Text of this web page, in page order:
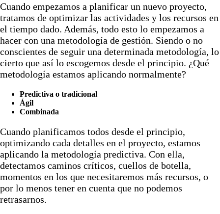
Cuando empezamos a planificar un nuevo proyecto,
tratamos de optimizar las actividades y los recursos en
el tiempo dado. Además, todo esto lo empezamos a
hacer con una metodología de gestión. Siendo o no
conscientes de seguir una determinada metodología, lo
cierto que así lo escogemos desde el principio. ¿Qué
metodología estamos aplicando normalmente?
Predictiva o tradicional
Ágil
Combinada
Cuando planificamos todos desde el principio,
optimizando cada detalles en el proyecto, estamos
aplicando la metodología predictiva. Con ella,
detectamos caminos críticos, cuellos de botella,
momentos en los que necesitaremos más recursos, o
por lo menos tener en cuenta que no podemos
retrasarnos.